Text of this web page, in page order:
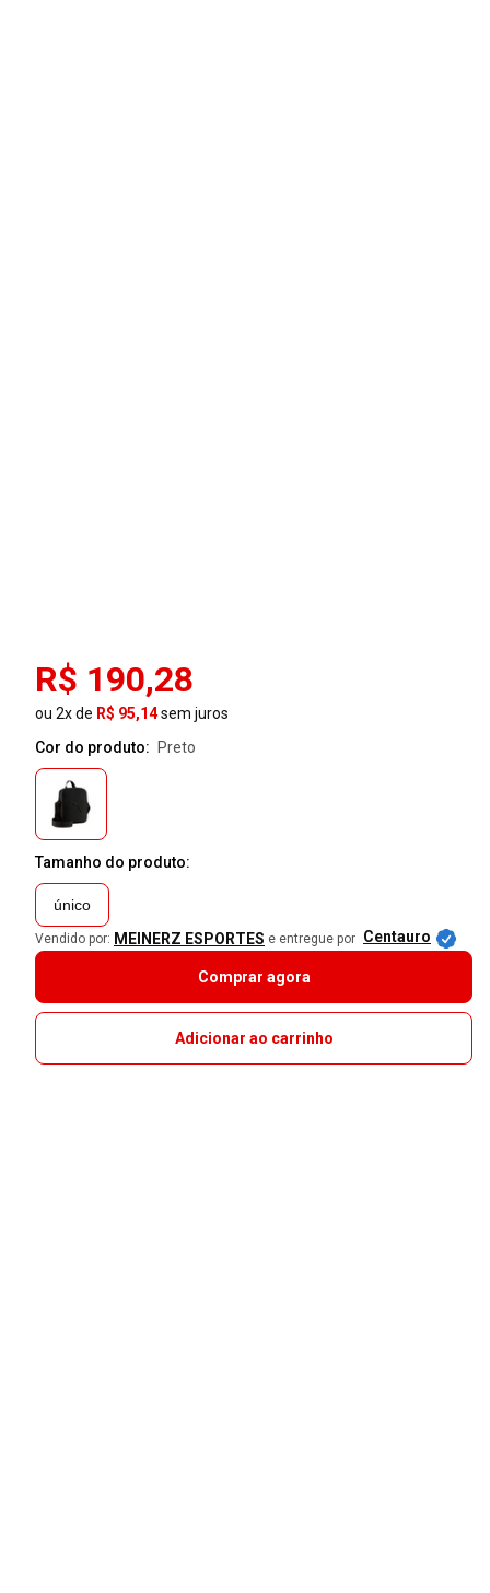
R$ 190,28
ou 2x de R$ 95,14sem juros
Cor do produto:
preto
Tamanho do produto:
único
Vendido por: MEINERZ ESPORTES e entregue por Centauro
Comprar agora
Adicionar ao carrinho